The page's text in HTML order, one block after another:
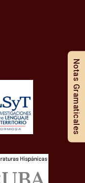
Notas Gramaticales